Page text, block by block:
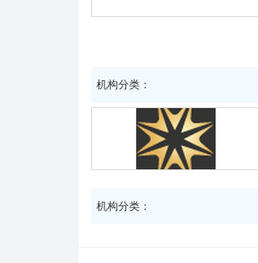
机构分类：
机构分类：